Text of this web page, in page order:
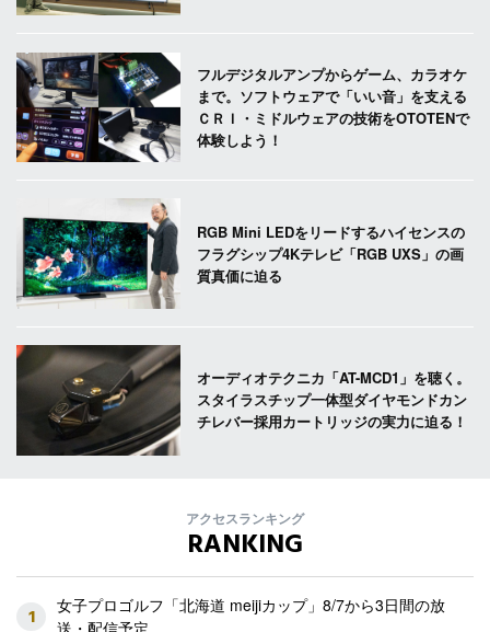
フルデジタルアンプからゲーム、カラオケ
まで。ソフトウェアで「いい音」を支える
ＣＲＩ・ミドルウェアの技術をOTOTENで
体験しよう！
RGB Mini LEDをリードするハイセンスの
フラグシップ4Kテレビ「RGB UXS」の画
質真価に迫る
オーディオテクニカ「AT-MCD1」を聴く。
スタイラスチップ一体型ダイヤモンドカン
チレバー採用カートリッジの実力に迫る！
アクセスランキング
RANKING
1
女子プロゴルフ「北海道 meijiカップ」8/7から3日間の放